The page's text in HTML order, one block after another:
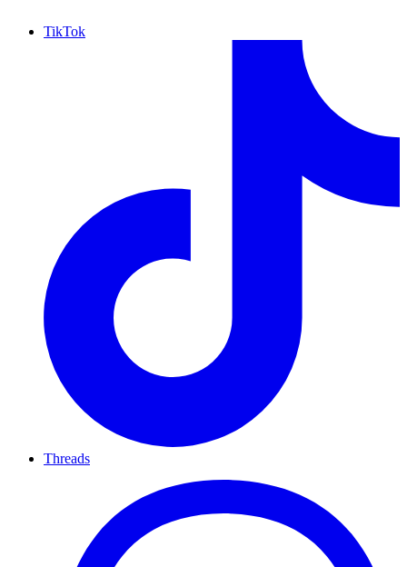
TikTok
Threads